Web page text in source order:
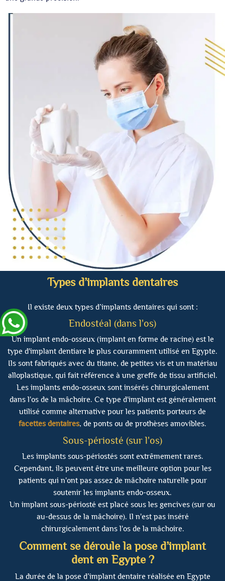
Types d’implants dentaires
Il existe deux types d’implants dentaires qui sont :
Endostéal (dans l'os)
Un implant endo-osseux (implant en forme de racine) est le
type d'implant dentiare le plus couramment utilisé en Egypte.
Ils sont fabriqués avec du titane, de petites vis et un matériau
alloplastique, qui fait référence à une greffe de tissu artificiel.
Les implants endo-osseux sont insérés chirurgicalement
dans l'os de la mâchoire. Ce type d'implant est généralement
utilisé comme alternative pour les patients porteurs de
facettes dentaires, de ponts ou de prothèses amovibles.
Sous-périosté (sur l'os)
Les implants sous-périostés sont extrêmement rares.
Cependant, ils peuvent être une meilleure option pour les
patients qui n'ont pas assez de mâchoire naturelle pour
soutenir les implants endo-osseux.
Un implant sous-périosté est placé sous les gencives (sur ou
au-dessus de la mâchoire). Il n'est pas inséré
chirurgicalement dans l'os de la mâchoire.
Comment se déroule la pose d’implant
dent en Egypte ?
La durée de la pose d’implant dentaire réalisée en Egypte